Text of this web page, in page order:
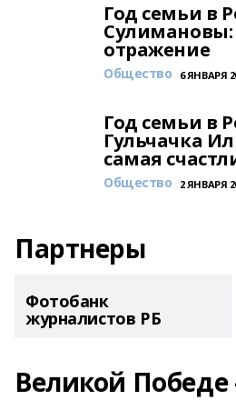
Год семьи в
отражение
Общество 6 ЯНВАРЯ
Год семьи в
Гульчачка
самая
Общество 2 ЯНВАРЯ
Партнеры
Фотобанк
журналистов РБ
Великой Победе